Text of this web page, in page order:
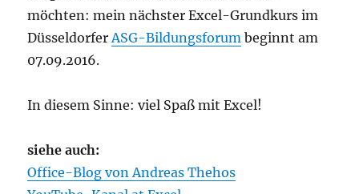
möchten: mein nächster Excel-Grundkurs im
Düsseldorfer ASG-Bildungsforum beginnt am
07.09.2016.
In diesem Sinne: viel Spaß mit Excel!
siehe auch:
Office-Blog von Andreas Thehos